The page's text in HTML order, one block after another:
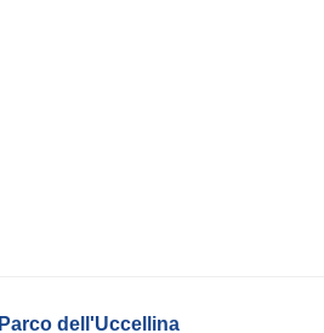
Parco dell'Uccellina